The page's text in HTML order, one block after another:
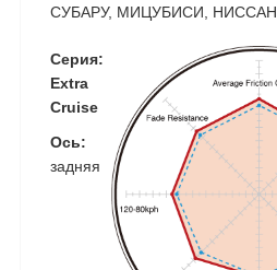
СУБАРУ, МИЦУБИСИ, НИССАН
Серия:
Extra
Cruise
Ось:
задняя